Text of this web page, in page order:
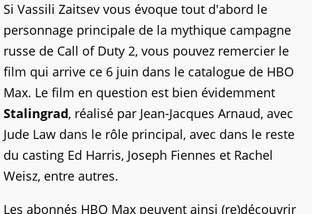
Si Vassili Zaitsev vous évoque tout d'abord le
personnage principale de la mythique campagne
russe de Call of Duty 2, vous pouvez remercier le
film qui arrive ce 6 juin dans le catalogue de HBO
Max. Le film en question est bien évidemment
Stalingrad, réalisé par Jean-Jacques Arnaud, avec
Jude Law dans le rôle principal, avec dans le reste
du casting Ed Harris, Joseph Fiennes et Rachel
Weisz, entre autres.
Les abonnés HBO Max peuvent ainsi (re)découvrir